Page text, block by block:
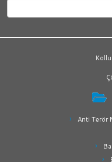
Anti Terör